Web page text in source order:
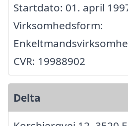
Startdato: 01. april
Virksomhedsform:
CVR: 19988902
Delta